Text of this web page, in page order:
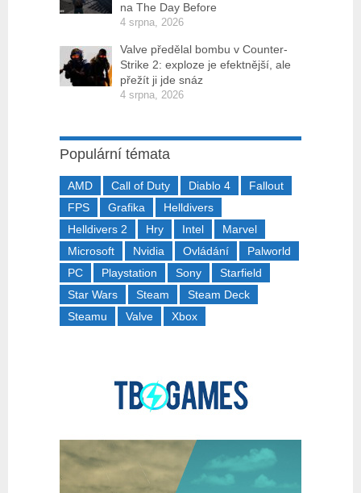
na The Day Before
4 srpna, 2026
Valve předělal bombu v Counter-
Strike 2: exploze je efektnější, ale
přežít ji jde snáz
4 srpna, 2026
Populární témata
AMD Call of Duty Diablo 4
Fallout
FPS
Grafika
Helldivers
Helldivers 2
Hry Intel
Marvel
Microsoft
Nvidia Ovládání
Palworld
PC
Playstation Sony
Starfield
Star Wars
Steam
Steam Deck
Steamu
Valve Xbox